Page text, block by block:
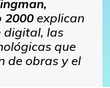
2000 explican
digital, las
que
de obras y el